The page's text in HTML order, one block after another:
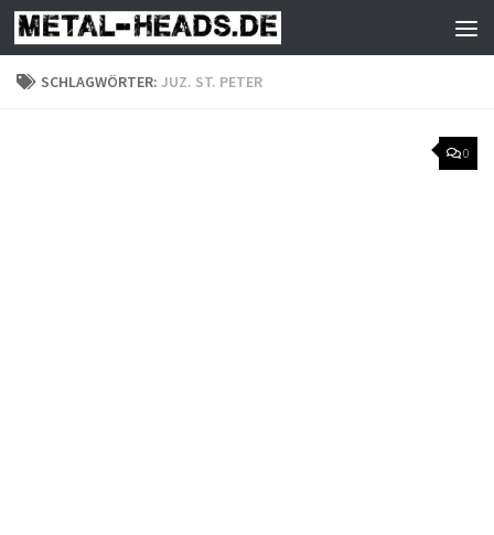
Zum Inhalt springen
SCHLAGWÖRTER: JUZ. ST. PETER
0